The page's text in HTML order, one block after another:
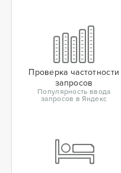
Проверка частотности
запросов
Популярность ввода
запросов в Яндекс